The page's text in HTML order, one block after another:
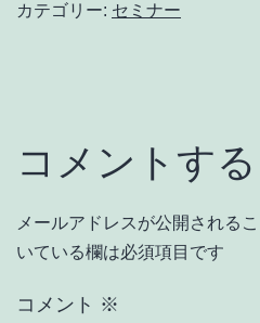
カテゴリー: セミナー
コメントする
メールアドレスが公開される
いている欄は必須項目です
コメント ※